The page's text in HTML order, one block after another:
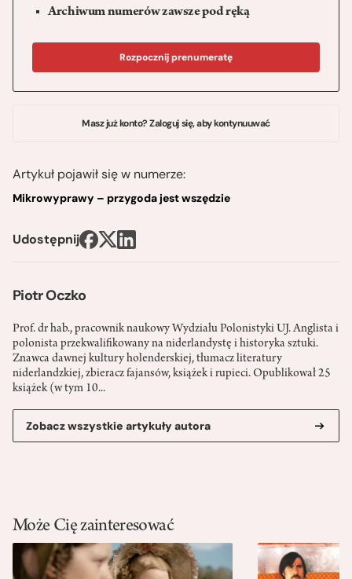
Piotr Oczko
Prof. dr hab., pracownik naukowy Wydziału Polonistyki UJ. Anglista i
polonista przekwalifikowany na niderlandystę i historyka sztuki.
Znawca dawnej kultury holenderskiej, tłumacz literatury
niderlandzkiej, zbieracz fajansów, książek i rupieci. Opublikował 25
książek (w tym 10...
Zobacz wszystkie artykuły autora
Archiwum numerów zawsze pod ręką
Rozpocznij prenumeratę
Masz już konto? Zaloguj się, aby kontynuuwać
Artykuł pojawił się w numerze:
Mikrowyprawy – przygoda jest wszędzie
Udostępnij
Może Cię zainteresować